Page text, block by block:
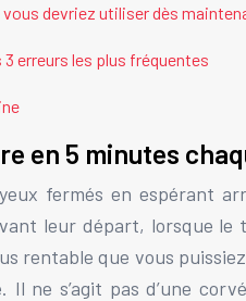
devriez utiliser dès
erreurs les plus fréquentes
en 5 minutes
fermés en
leur départ, lorsque
rentable que vous
ne s’agit pas d’une